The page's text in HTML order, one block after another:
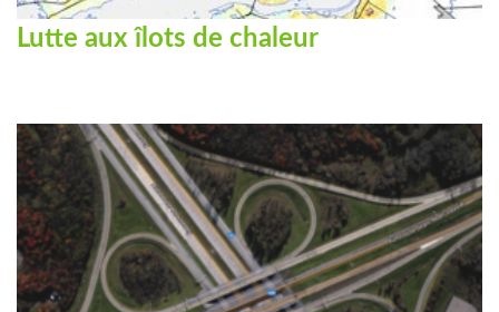
Lutte aux îlots de chaleur